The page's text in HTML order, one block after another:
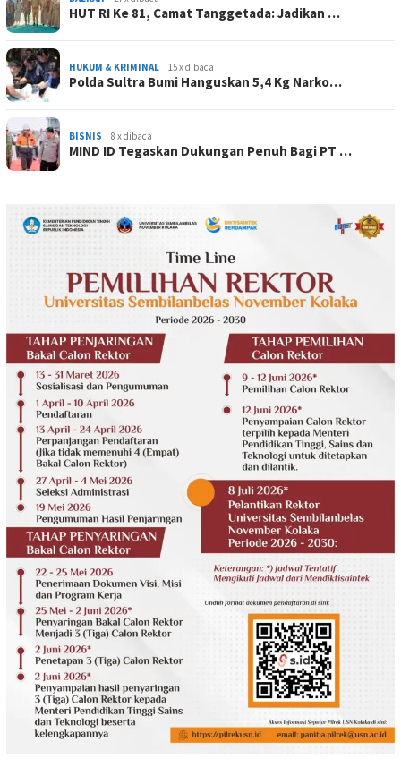
HUT RI Ke 81, Camat Tanggetada: Jadikan …
HUKUM & KRIMINAL 15 x dibaca
Polda Sultra Bumi Hanguskan 5,4 Kg Narko…
BISNIS 8 x dibaca
MIND ID Tegaskan Dukungan Penuh Bagi PT …